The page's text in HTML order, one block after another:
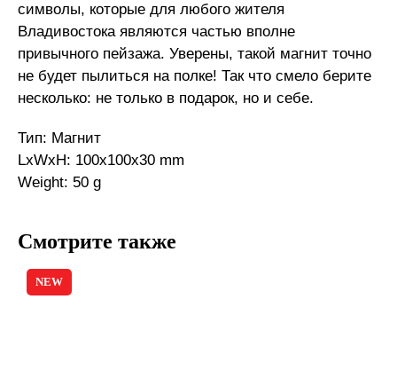
символы, которые для любого жителя
Владивостока являются частью вполне
привычного пейзажа. Уверены, такой магнит точно
не будет пылиться на полке! Так что смело берите
несколько: не только в подарок, но и себе.
Тип: Магнит
LxWxH: 100x100x30 mm
Weight: 50 g
Смотрите также
NEW